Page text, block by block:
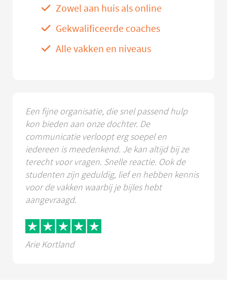
Zowel aan huis als online
Gekwalificeerde coaches
Alle vakken en niveaus
Een fijne organisatie, die snel passend hulp
kon bieden aan onze dochter. De
communicatie verloopt erg soepel en
iedereen is meedenkend. Je kan altijd bij ze
terecht voor vragen. Snelle reactie. Ook de
studenten zijn geduldig, lief en hebben kennis
voor de vakken waarbij je bijles hebt
aangevraagd.
Arie Kortland